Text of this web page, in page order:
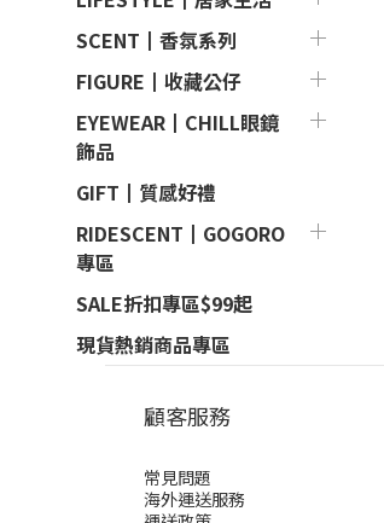
SCENT┃香氛系列
FIGURE┃收藏公仔
EYEWEAR┃CHILL眼鏡
飾品
GIFT┃質感好禮
RIDESCENT┃GOGORO
專區
SALE折扣專區$99起
現貨熱銷商品專區
顧客服務
常見問題
海外運送服務